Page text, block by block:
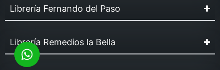
Librería Fernando del Paso
Librería Remedios la Bella